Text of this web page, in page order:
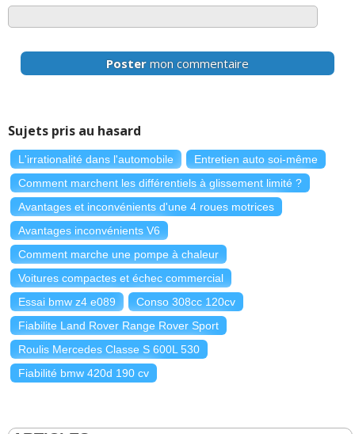
Poster mon commentaire
Sujets pris au hasard
L'irrationalité dans l'automobile
Entretien auto soi-même
Comment marchent les différentiels à glissement limité ?
Avantages et inconvénients d'une 4 roues motrices
Avantages inconvénients V6
Comment marche une pompe à chaleur
Voitures compactes et échec commercial
Essai bmw z4 e089
Conso 308cc 120cv
Fiabilite Land Rover Range Rover Sport
Roulis Mercedes Classe S 600L 530
Fiabilité bmw 420d 190 cv